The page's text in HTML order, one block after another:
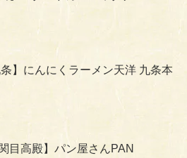
条】にんにくラーメン天洋 九条本
目高殿】パン屋さんPAN